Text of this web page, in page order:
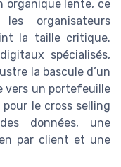
organique lente, ce
organisateurs
la taille critique.
spécialisés,
la bascule d’un
vers un portefeuille
le cross selling
données, une
par client et une